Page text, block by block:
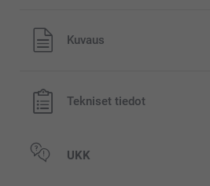
Kaikki hinnat ovat euroina,
eivät sisällä postikuluja.
Kuvaus
Tekniset tiedot
UKK